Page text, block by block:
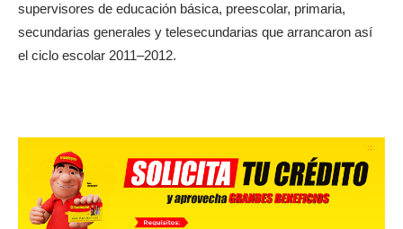
supervisores de educación básica, preescolar, primaria,
secundarias generales y telesecundarias que arrancaron así
el ciclo escolar 2011–2012.